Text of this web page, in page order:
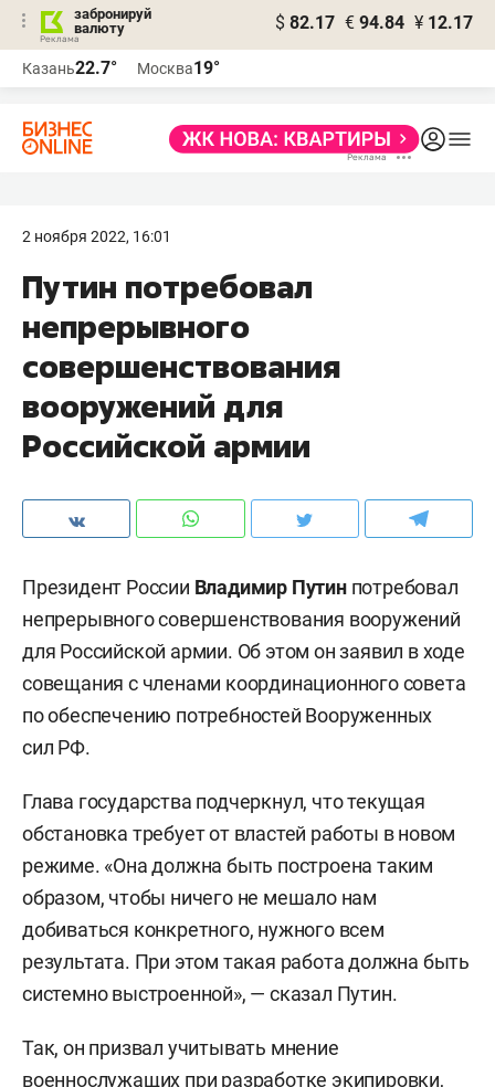
забронируй
валюту
$ 82.17 € 94.84 ¥ 12.17
Казань22.7° Москва19°
2 ноября 2022, 16:01
Путин потребовал
непрерывного
совершенствования
вооружений для
Российской армии
Президент России Владимир Путинпотребовал
непрерывного совершенствования вооружений
для Российской армии. Об этом он заявил в ходе
совещания с членами координационного совета
по обеспечению потребностей Вооруженных
сил РФ.
Глава государства подчеркнул, что текущая
обстановка требует от властей работы в новом
режиме. «Она должна быть построена таким
образом, чтобы ничего не мешало нам
добиваться конкретного, нужного всем
результата. При этом такая работа должна быть
системно выстроенной», — сказал Путин.
Так, он призвал учитывать мнение
военнослужащих при разработке экипировки,